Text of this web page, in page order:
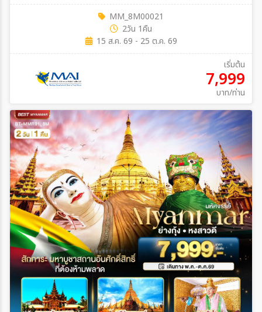
MM_8M00021
2วัน 1คืน
15 ส.ค. 69 - 25 ต.ค. 69
เริ่มต้น
7,999
บาท/ท่าน